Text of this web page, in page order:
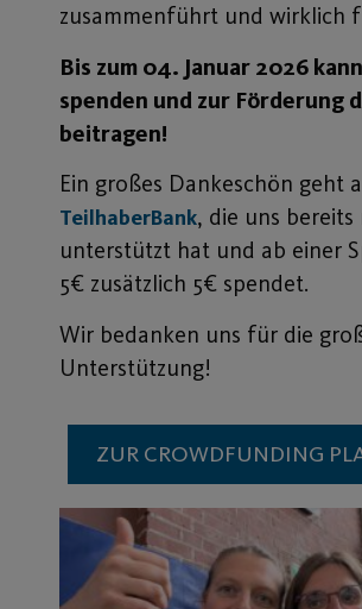
zusammenführt und wirklich
Bis zum 04. Januar 2026
spenden und zur Förderung
beitragen!
Ein großes Dankeschön geht
TeilhaberBank, die uns
unterstützt hat und ab einer
5€ zusätzlich 5€ spendet.
Wir bedanken uns für die
Unterstützung!
ZUR CROWDFUNDING